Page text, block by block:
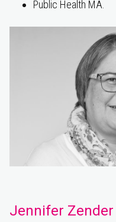
Public Health MA.
Jennifer